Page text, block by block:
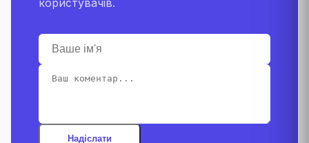
користувачів.
Надіслати